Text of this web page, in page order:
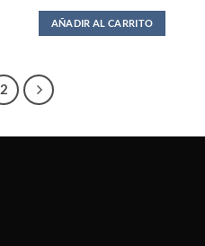
AÑADIR AL CARRITO
2